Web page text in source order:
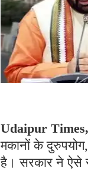
Udaipur
मकानों के
है। सरकार ने ऐसे